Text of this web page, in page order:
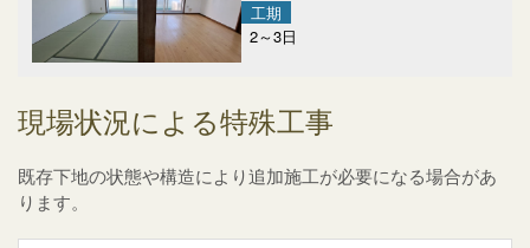
工期
2～3日
現場状況による特殊工事
既存下地の状態や構造により追加施工が必要になる場合があ
ります。